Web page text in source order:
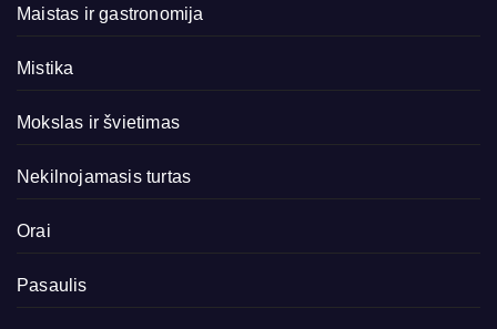
Maistas ir gastronomija
Mistika
Mokslas ir švietimas
Nekilnojamasis turtas
Orai
Pasaulis